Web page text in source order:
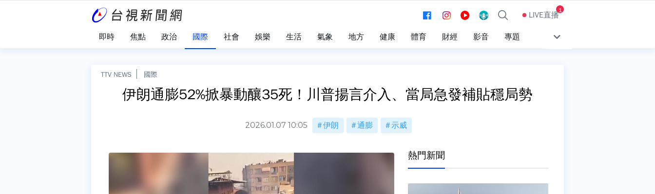
LIVE直播1
即時 焦點 政治 國際 社會 娛樂 生活 氣象 地方 健康 體育 財經 影音 專題
TTV NEWS 國際
伊朗通膨52%掀暴動釀35死！川普揚言介入、當局急發補貼穩局勢
2026.01.07 10:05 伊朗 通膨 示威
熱門新聞